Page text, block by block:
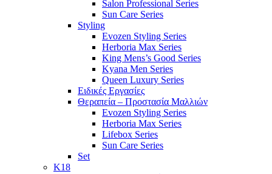
Salon Professional Series
Sun Care Series
Styling
Evozen Styling Series
Herboria Max Series
King Mens’s Good Series
Kyana Men Series
Queen Luxury Series
Ειδικές Εργασίες
Θεραπεία – Προστασία Μαλλιών
Evozen Styling Series
Herboria Max Series
Lifebox Series
Sun Care Series
Set
K18